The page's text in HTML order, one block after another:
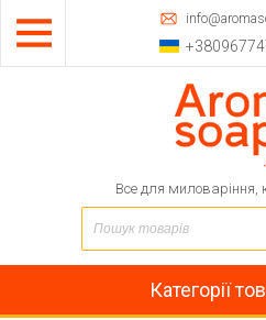
Все для миловаріння,
Категорії